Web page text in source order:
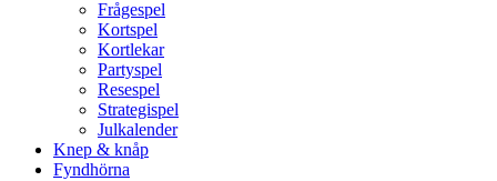
Frågespel
Kortspel
Kortlekar
Partyspel
Resespel
Strategispel
Julkalender
Knep & knåp
Fyndhörna